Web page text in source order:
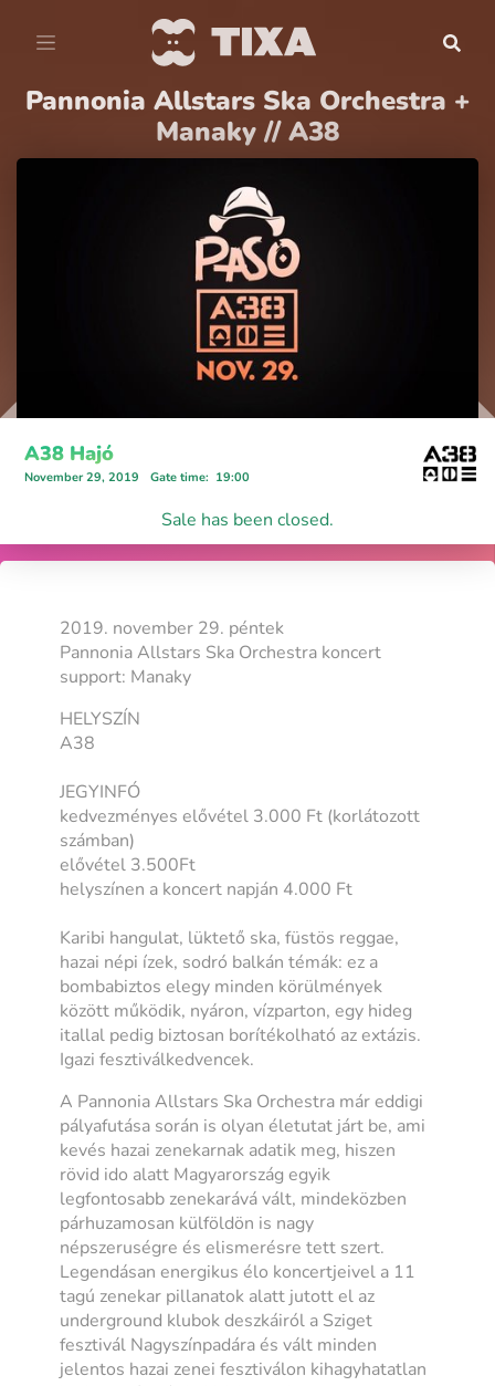
Pannonia Allstars Ska Orchestra +
Manaky // A38
A38 Hajó
November 29, 2019 Gate time: 19:00
Sale has been closed.
2019. november 29. péntek
Pannonia Allstars Ska Orchestra koncert
support: Manaky
HELYSZÍN
A38
JEGYINFÓ
kedvezményes elővétel 3.000 Ft (korlátozott
számban)
elővétel 3.500Ft
helyszínen a koncert napján 4.000 Ft
Karibi hangulat, lüktető ska, füstös reggae,
hazai népi ízek, sodró balkán témák: ez a
bombabiztos elegy minden körülmények
között működik, nyáron, vízparton, egy hideg
itallal pedig biztosan borítékolható az extázis.
Igazi fesztiválkedvencek.
A Pannonia Allstars Ska Orchestra már eddigi
pályafutása során is olyan életutat járt be, ami
kevés hazai zenekarnak adatik meg, hiszen
rövid ido alatt Magyarország egyik
legfontosabb zenekarává vált, mindeközben
párhuzamosan külföldön is nagy
népszeruségre és elismerésre tett szert.
Legendásan energikus élo koncertjeivel a 11
tagú zenekar pillanatok alatt jutott el az
underground klubok deszkáiról a Sziget
fesztivál Nagyszínpadára és vált minden
jelentos hazai zenei fesztiválon kihagyhatatlan